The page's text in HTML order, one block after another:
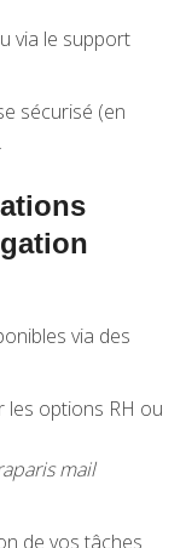
via le support
sécurisé (en
via des
les options RH ou
mail
de vos tâches